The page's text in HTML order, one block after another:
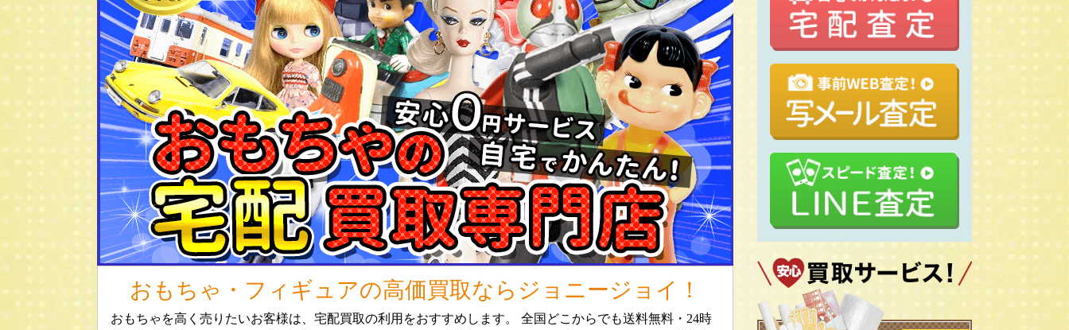
おもちゃ・フィギュアの高価買取ならジョニージョイ！
おもちゃを高く売りたいお客様は、宅配買取の利用をおすすめします。 全国どこからでも送料無料・24時